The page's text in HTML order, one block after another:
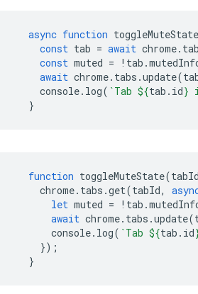
async function toggleMuteState
const tab = await chrome.
const muted = ! tab .
await chrome. tabs .update(
console. log( `Tab ${tab . id}
}
function toggleMuteState(tabId
chrome. tabs .get(tabId,
let muted = ! tab .
await chrome. tabs .update(
console. log( `Tab ${tab . id
});
}